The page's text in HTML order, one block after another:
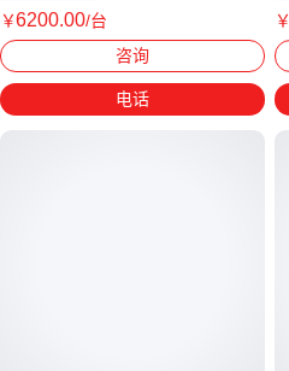
￥6200.00/台
咨询
电话
￥